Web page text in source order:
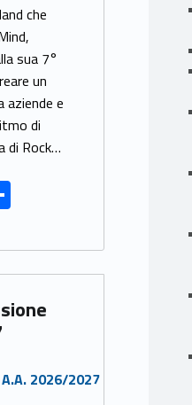
ar
e
che
sua 7°
un
e
di
di Rock…
ar
e